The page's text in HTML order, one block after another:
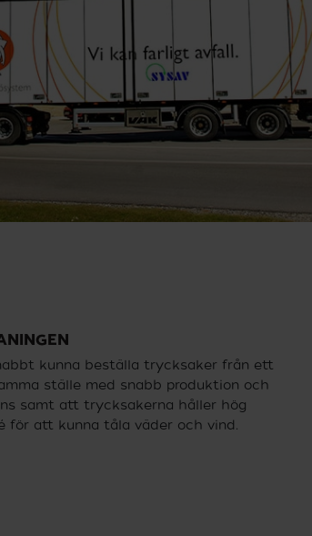
kunna beställa trycksaker från ett
ställe med snabb produktion och
samt att trycksakerna håller hög
för att kunna tåla väder och vind.